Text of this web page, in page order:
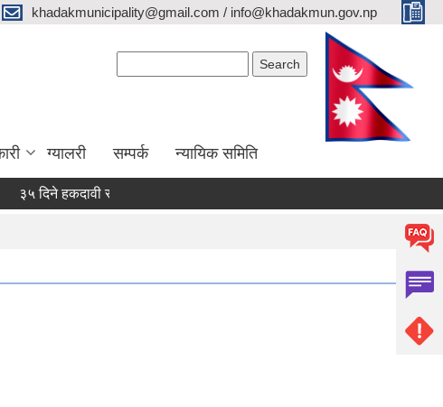
khadakmunicipality@gmail.com / info@khadakmun.gov.np
ग्यालरी सम्पर्क न्यायिक समिति
३५ दिने हकदावी सम्वन्धी सार्वजनिक सूचना